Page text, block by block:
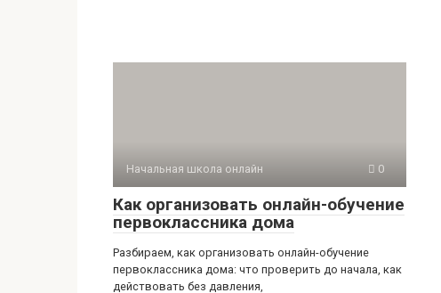
Начальная школа онлайн 0
Как организовать онлайн-обучение
первоклассника дома
Разбираем, как организовать онлайн-обучение
первоклассника дома: что проверить до начала, как
действовать без давления,